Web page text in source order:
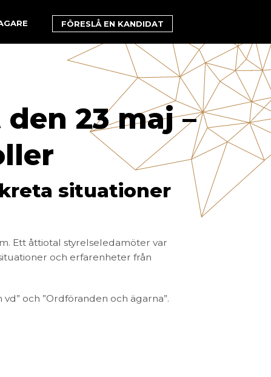
FÖRESLÅ EN KANDIDAT
23 maj –
situationer
Ett åttiotal styrelseledamöter var
och erfarenheter från
och ”Ordföranden och ägarna”.